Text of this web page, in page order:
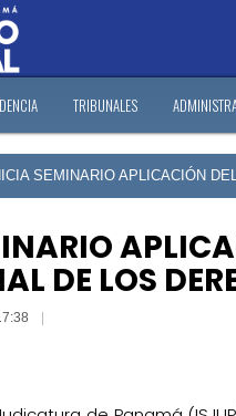
TRIBUNALES
SEMINARIO APLICACIÓN
DE LOS